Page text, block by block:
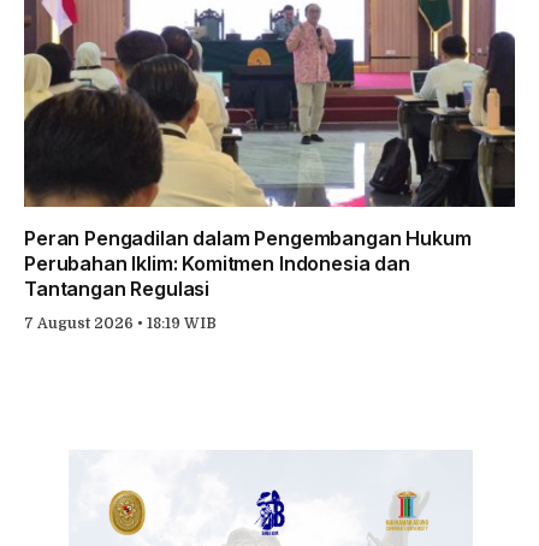
Peran Pengadilan dalam Pengembangan Hukum
Perubahan Iklim: Komitmen Indonesia dan
Tantangan Regulasi
7 August 2026 • 18:19 WIB